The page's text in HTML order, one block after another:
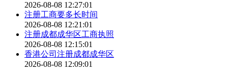
2026-08-08 12:27:01
注册工商要多长时间
2026-08-08 12:21:01
注册成都成华区工商执照
2026-08-08 12:15:01
香港公司注册成都成华区
2026-08-08 12:09:01